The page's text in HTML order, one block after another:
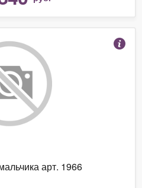
арт. 1966